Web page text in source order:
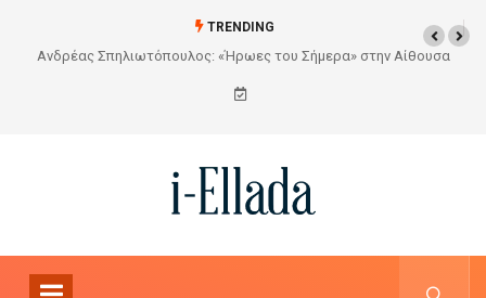
TRENDING
Από το Σχέδιο στην Πραγματικότητα